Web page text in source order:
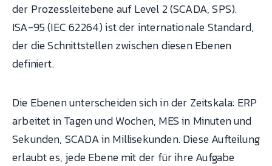
der Prozessleitebene auf Level 2 (SCADA, SPS).
ISA-95 (IEC 62264) ist der internationale Standard,
der die Schnittstellen zwischen diesen Ebenen
definiert.
Die Ebenen unterscheiden sich in der Zeitskala: ERP
arbeitet in Tagen und Wochen, MES in Minuten und
Sekunden, SCADA in Millisekunden. Diese Aufteilung
erlaubt es, jede Ebene mit der für ihre Aufgabe